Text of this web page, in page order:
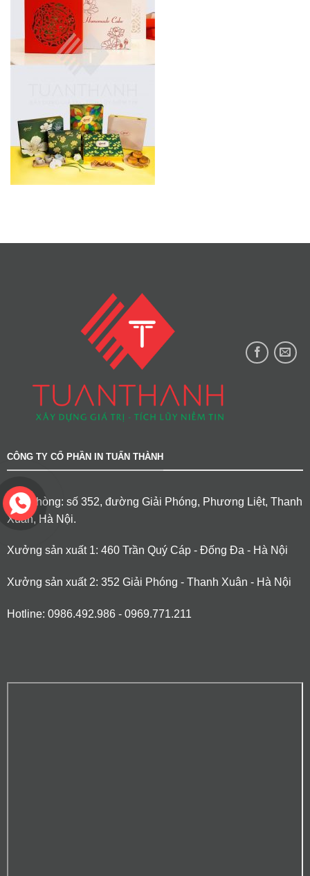
CÔNG TY CỔ PHẦN IN TUẤN THÀNH
Văn phòng: số 352, đường Giải Phóng, Phương Liệt, Thanh
Xuân, Hà Nội.
Xưởng sản xuất 1: 460 Trần Quý Cáp - Đống Đa - Hà Nội
Xưởng sản xuất 2: 352 Giải Phóng - Thanh Xuân - Hà Nội
Hotline: 0986.492.986 - 0969.771.211